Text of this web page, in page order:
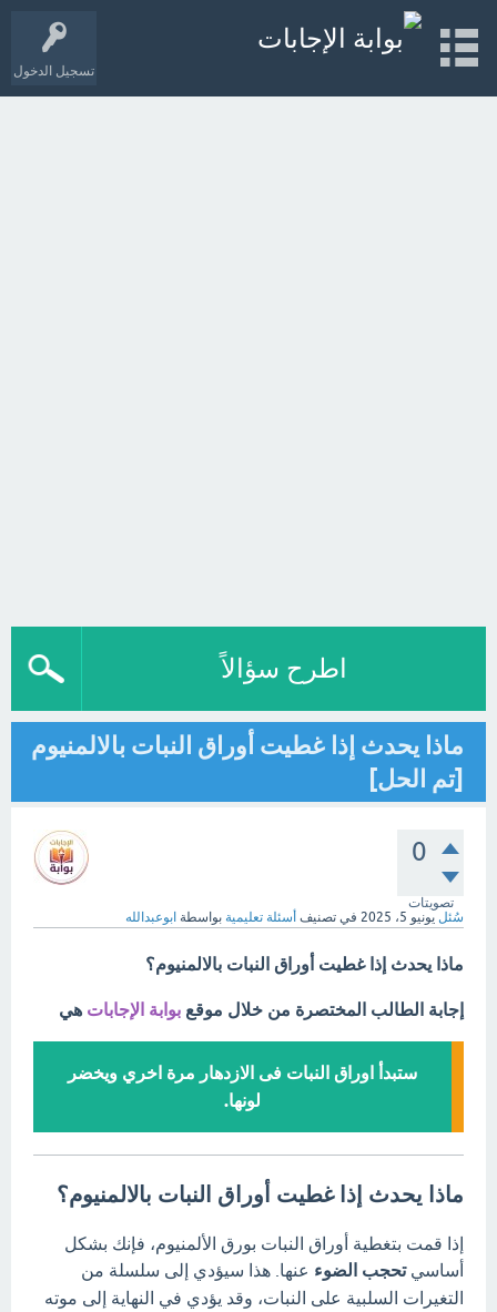
تسجيل الدخول
اطرح سؤالاً
ماذا يحدث إذا غطيت أوراق النبات بالالمنيوم
[تم الحل]
0
تصويتات
سُئل يونيو 5، 2025 في تصنيف أسئلة تعليمية بواسطة ابوعبدالله
ماذا يحدث إذا غطيت أوراق النبات بالالمنيوم؟
إجابة الطالب المختصرة من خلال موقع بوابة الإجابات هي
ستبدأ اوراق النبات فى الازدهار مرة اخري ويخضر
لونها.
ماذا يحدث إذا غطيت أوراق النبات بالالمنيوم؟
إذا قمت بتغطية أوراق النبات بورق الألمنيوم، فإنك بشكل
أساسيتحجب الضوء عنها. هذا سيؤدي إلى سلسلة من
التغيرات السلبية على النبات، وقد يؤدي في النهاية إلى موته